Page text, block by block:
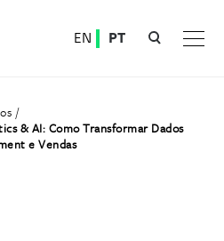
EN PT
& AI: Como Transformar Dados
e Vendas